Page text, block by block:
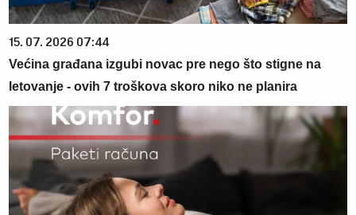
15. 07. 2026 07:44
Većina građana izgubi novac pre nego što stigne na
letovanje - ovih 7 troškova skoro niko ne planira